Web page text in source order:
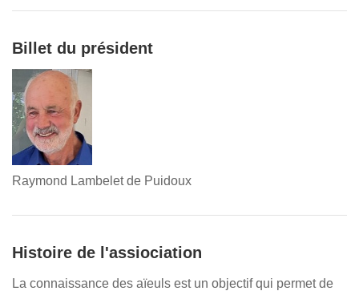
Billet du président
Raymond Lambelet de Puidoux
Histoire de l'assiociation
La connaissance des aïeuls est un objectif qui permet de